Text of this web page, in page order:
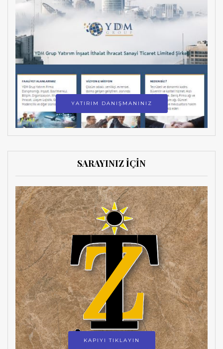
YATIRIM DANIŞMANINIZ
SARAYINIZ İÇİN
KAPIYI TIKLAYIN